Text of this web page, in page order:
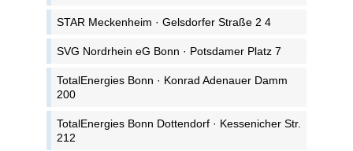
STAR Meckenheim · Gelsdorfer Straße 2 4
SVG Nordrhein eG Bonn · Potsdamer Platz 7
TotalEnergies Bonn · Konrad Adenauer Damm
200
TotalEnergies Bonn Dottendorf · Kessenicher Str.
212